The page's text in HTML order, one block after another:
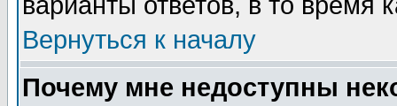
Вернуться к началу
Почему мне недоступны